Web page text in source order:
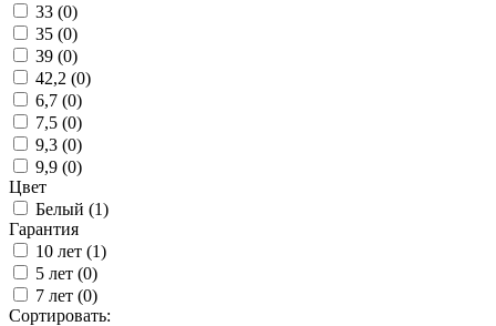
33 (0)
35 (0)
39 (0)
42,2 (0)
6,7 (0)
7,5 (0)
9,3 (0)
9,9 (0)
Цвет
Белый (1)
Гарантия
10 лет (1)
5 лет (0)
7 лет (0)
Сортировать: